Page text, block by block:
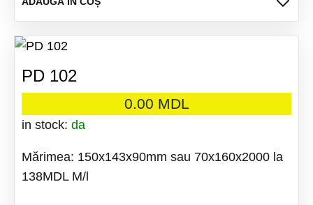
PD 102
0.00 MDL
in stock: da
Mărimea: 150x143x90mm sau 70x160x2000 la
138MDL M/l